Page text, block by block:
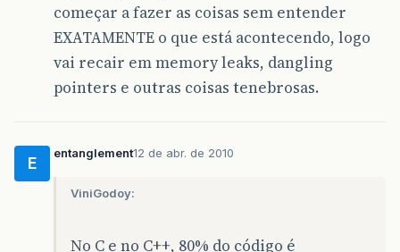
começar a fazer as coisas sem entender
EXATAMENTE o que está acontecendo, logo
vai recair em memory leaks, dangling
pointers e outras coisas tenebrosas.
E
entanglement12 de abr. de 2010
ViniGodoy:
No C e no C++, 80% do código é